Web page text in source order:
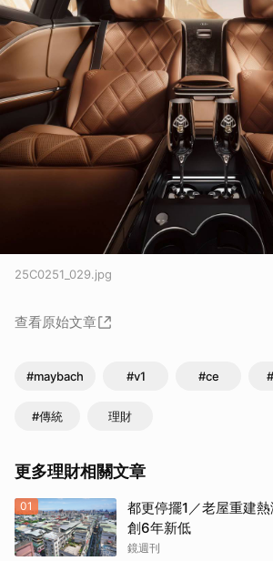
25C0251_029.jpg
查看原始文章
#maybach #v1 #ce
#傳統 理財
更多理財相關文章
01
都更停擺1／老屋重建
創6年新低
鏡週刊